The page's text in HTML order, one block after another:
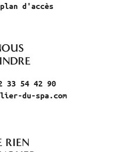
d'accès
54 42 90
du-spa.com
RIEN